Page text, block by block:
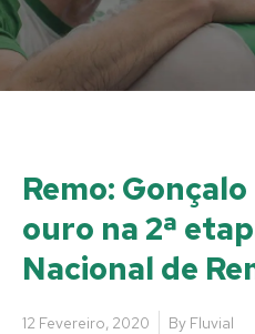
Remo:
ouro na 2ª
Nacional de
12 Fevereiro, 2020 By Fluvial